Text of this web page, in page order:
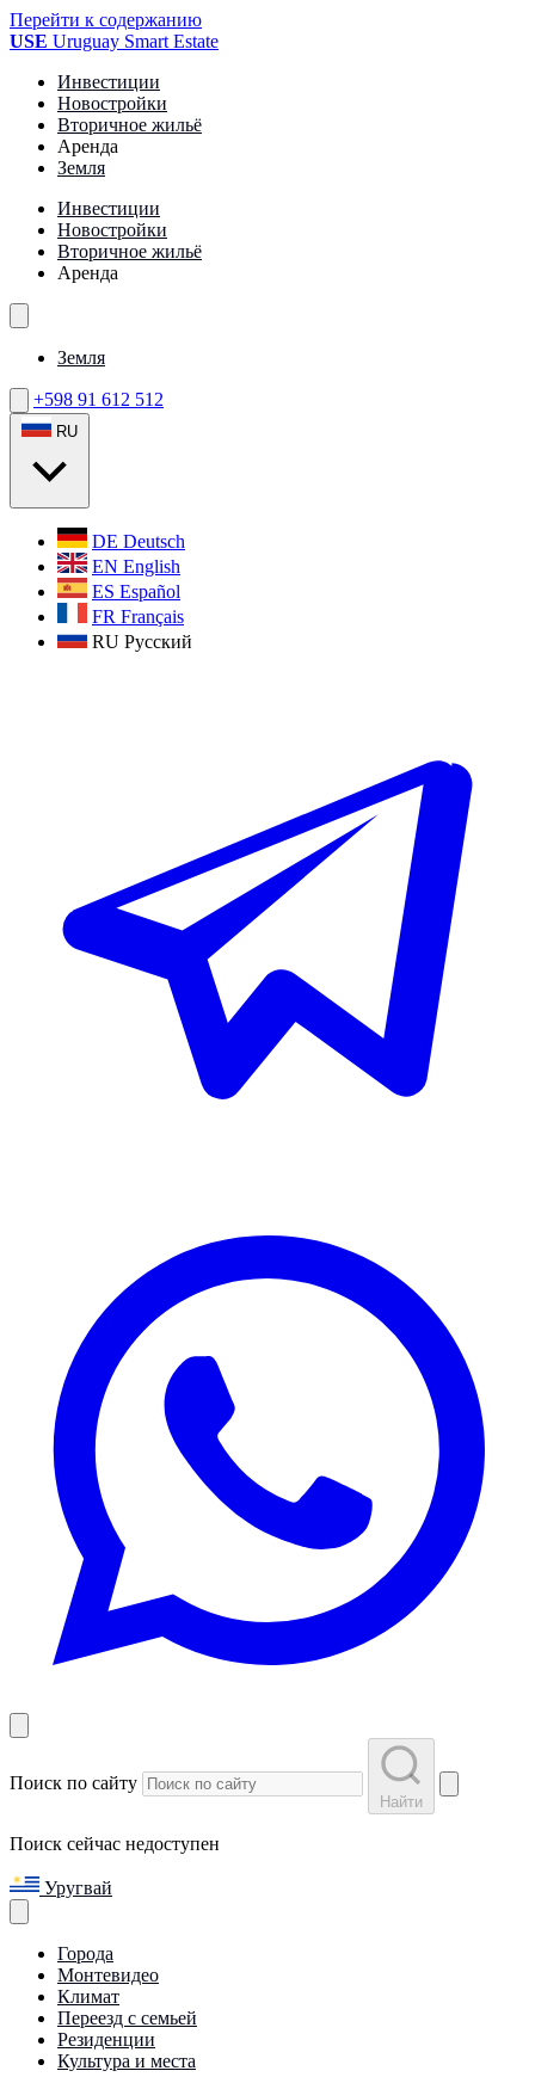
Перейти к содержанию
USE Uruguay Smart Estate
Инвестиции
Новостройки
Вторичное жильё
Аренда
Земля
Инвестиции
Новостройки
Вторичное жильё
Аренда
Земля
+598 91 612 512
RU
DE Deutsch
EN English
ES Español
FR Français
RU Русский
Поиск по сайту
Найти
Поиск сейчас недоступен
Уругвай
Города
Монтевидео
Климат
Переезд с семьей
Резиденции
Культура и места